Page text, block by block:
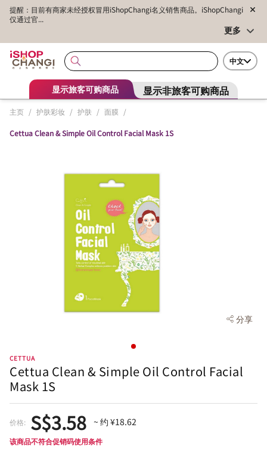
提醒：目前有商家未经授权冒用iShopChangi名义销售商品。iShopChangi
仅通过官...
更多
中文
显示旅客可购商品 显示非旅客可购商品
主页 / 护肤彩妆 / 护肤 / 面膜 /
Cettua Clean & Simple Oil Control Facial Mask 1S
分享
CETTUA
Cettua Clean & Simple Oil Control Facial
Mask 1S
价格: S$3.58 ~ 约 ¥18.62
该商品不符合促销码使用条件